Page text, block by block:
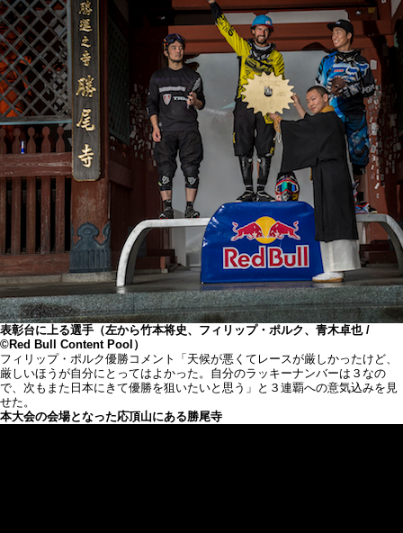
表彰台に上る選手（左から竹本将史、フィリップ・ポルク、青木卓也 /
©Red Bull Content Pool）
フィリップ・ポルク優勝コメント「天候が悪くてレースが厳しかったけど、
厳しいほうが自分にとってはよかった。自分のラッキーナンバーは３なの
で、次もまた日本にきて優勝を狙いたいと思う」と３連覇への意気込みを見
せた。
本大会の会場となった応頂山にある勝尾寺